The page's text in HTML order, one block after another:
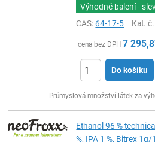
Výhodné balení -
CAS:64-17-5 Kat. č.
cena bez DPH 7
Do košíku
Průmyslová množství látek za
Ethanol 96 %
%, IPA 1 %, Bitrex